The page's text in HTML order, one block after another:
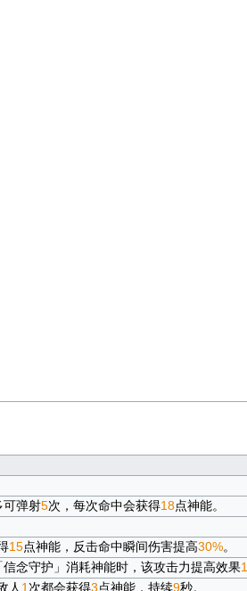
可弹射5次，每次命中会获得18点神能。
15点神能，反击命中瞬间伤害提高30%。
念守护」消耗神能时，该攻击力提高效果1
人 1 次都会获得3点神能，持续9秒。